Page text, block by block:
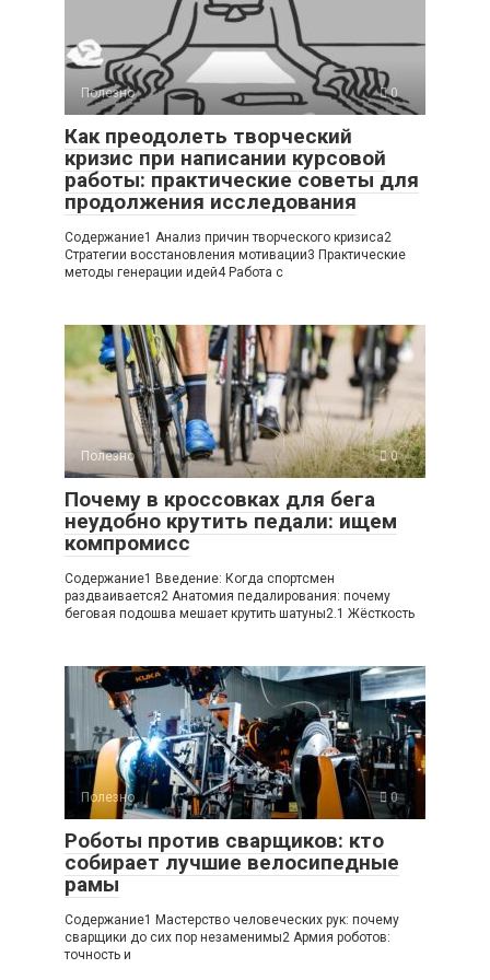
Полезно 0
Как преодолеть творческий
кризис при написании курсовой
работы: практические советы для
продолжения исследования
Содержание1 Анализ причин творческого кризиса2
Стратегии восстановления мотивации3 Практические
методы генерации идей4 Работа с
Полезно 0
Почему в кроссовках для бега
неудобно крутить педали: ищем
компромисс
Содержание1 Введение: Когда спортсмен
раздваивается2 Анатомия педалирования: почему
беговая подошва мешает крутить шатуны2.1 Жёсткость
Полезно 0
Роботы против сварщиков: кто
собирает лучшие велосипедные
рамы
Содержание1 Мастерство человеческих рук: почему
сварщики до сих пор незаменимы2 Армия роботов:
точность и